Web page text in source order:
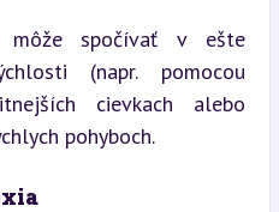
môže spočívať v ešte
(napr. pomocou
cievkach alebo
pohyboch.